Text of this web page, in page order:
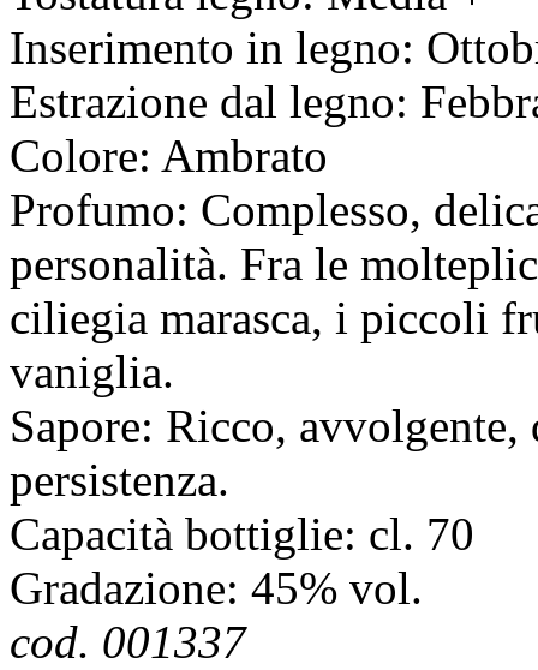
Inserimento in legno:
Estrazione dal legno:
Colore: Ambrato
Profumo: Complesso,
personalità. Fra le
ciliegia marasca, i piccoli
vaniglia.
Sapore: Ricco,
persistenza.
Capacità bottiglie: cl. 70
Gradazione: 45% vol.
cod. 001337